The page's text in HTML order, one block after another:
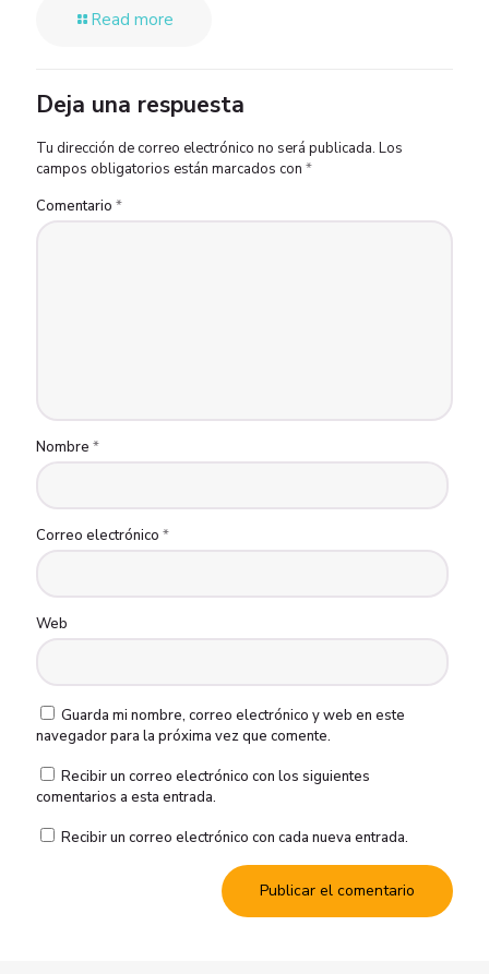
Read more
Deja una respuesta
Tu dirección de correo electrónico no será publicada. Los
campos obligatorios están marcados con *
Comentario *
Nombre *
Correo electrónico *
Web
Guarda mi nombre, correo electrónico y web en este
navegador para la próxima vez que comente.
Recibir un correo electrónico con los siguientes
comentarios a esta entrada.
Recibir un correo electrónico con cada nueva entrada.